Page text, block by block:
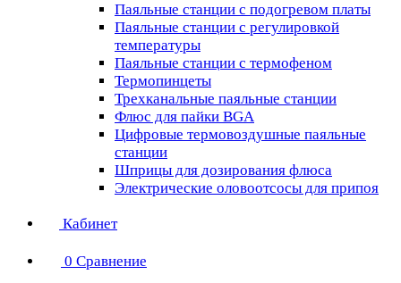
Паяльные станции с подогревом платы
Паяльные станции с регулировкой
температуры
Паяльные станции с термофеном
Термопинцеты
Трехканальные паяльные станции
Флюс для пайки BGA
Цифровые термовоздушные паяльные
станции
Шприцы для дозирования флюса
Электрические оловоотсосы для припоя
Кабинет
0 Сравнение